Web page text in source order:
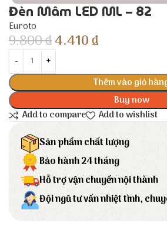
Đèn Mâm LED ML – 82
Euroto
9.800₫4.410₫
Thêm vào giỏ
Buy now
Add to compare
Add to wishlist
Sản phẩm chất lượng
Bảo hành 24 tháng
Hỗ trợ vận chuyển nội thành
Đội ngũ tư vấn nhiệt tình,